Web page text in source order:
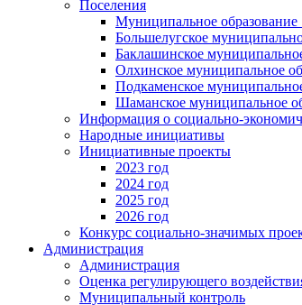
Поселения
Муниципальное
Большелугское
Баклашинское
Олхинское муниципальное
Подкаменское
Шаманское муниципальное
Информация о социально-
Народные инициативы
Инициативные проекты
2023 год
2024 год
2025 год
2026 год
Конкурс социально-значимых
Администрация
Администрация
Оценка регулирующего
Муниципальный контроль